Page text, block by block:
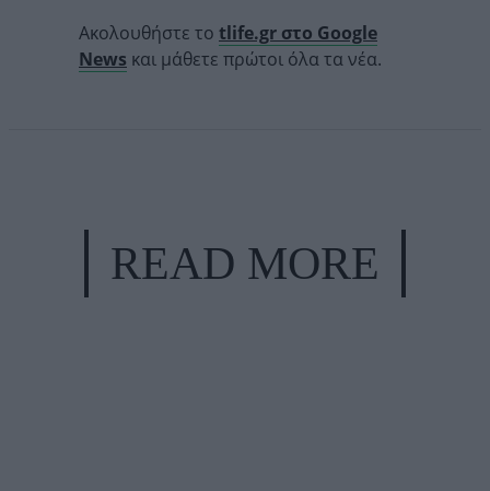
Ακολουθήστε το tlife.gr στο Google
News και μάθετε πρώτοι όλα τα νέα.
READ MORE